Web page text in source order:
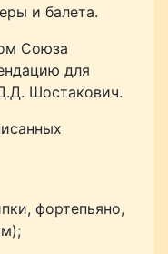
и балета.
Союза
для
Шостакович.
фортепьяно,